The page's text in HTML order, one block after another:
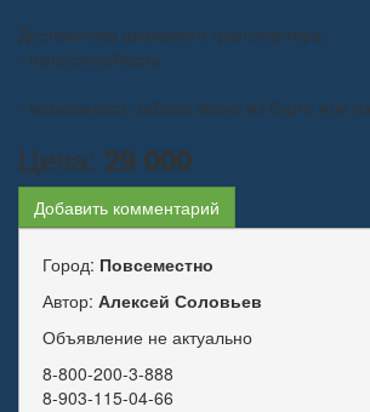
Достоинства шнекового транспортера:
- износостойкость
- возможность забора зерна из бурта или
Цена: 29 000
Добавить комментарий
Город: Повсеместно
Автор: Алексей Соловьев
Объявление не актуально
8-800-200-3-888
8-903-115-04-66